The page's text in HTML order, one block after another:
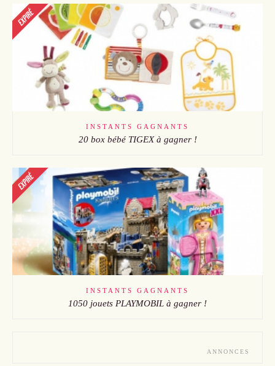
INSTANTS GAGNANTS
20 box bébé TIGEX à gagner !
INSTANTS GAGNANTS
1050 jouets PLAYMOBIL à gagner !
ANNONCES